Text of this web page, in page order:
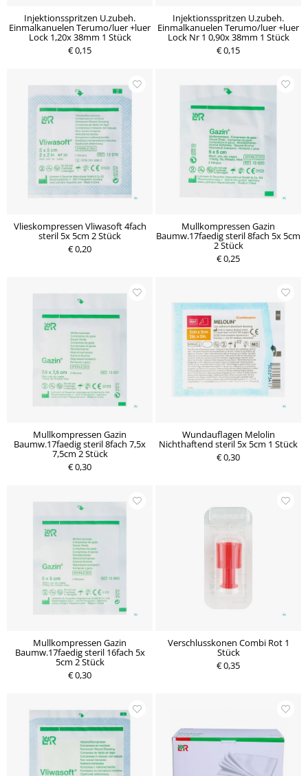
Injektionsspritzen U.zubeh.
Einmalkanuelen Terumo/luer +luer
Lock 1,20x 38mm 1 Stück
€ 0,15
Injektionsspritzen U.zubeh.
Einmalkanuelen Terumo/luer +luer
Lock Nr 1 0,90x 38mm 1 Stück
€ 0,15
Vlieskompressen Vliwasoft 4fach
steril 5x 5cm 2 Stück
€ 0,20
Mullkompressen Gazin
Baumw.17faedig steril 8fach 5x 5cm
2 Stück
€ 0,25
Mullkompressen Gazin
Baumw.17faedig steril 8fach 7,5x
7,5cm 2 Stück
€ 0,30
Wundauflagen Melolin
Nichthaftend steril 5x 5cm 1 Stück
€ 0,30
Mullkompressen Gazin
Baumw.17faedig steril 16fach 5x
5cm 2 Stück
€ 0,30
Verschlusskonen Combi Rot 1
Stück
€ 0,35